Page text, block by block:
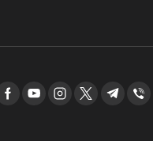
facebookyoutubeinstagramtwittertelegram
Viber